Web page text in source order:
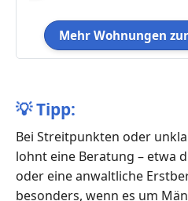
Mehr Wohnungen
💡Tipp:
Bei Streitpunkten oder
lohnt eine Beratung – etwa
oder eine anwaltliche
besonders, wenn es um